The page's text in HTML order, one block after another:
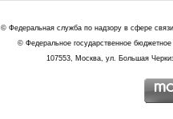
© Федеральная служба по надзору в сфере
© Федеральное государственное
107553, Москва, ул. Большая